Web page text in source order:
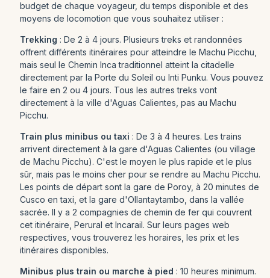
budget de chaque voyageur, du temps disponible et des
moyens de locomotion que vous souhaitez utiliser :
Trekking : De 2 à 4 jours. Plusieurs treks et randonnées
offrent différents itinéraires pour atteindre le Machu Picchu,
mais seul le Chemin Inca traditionnel atteint la citadelle
directement par la Porte du Soleil ou Inti Punku. Vous pouvez
le faire en 2 ou 4 jours. Tous les autres treks vont
directement à la ville d'Aguas Calientes, pas au Machu
Picchu.
Train plus minibus ou taxi : De 3 à 4 heures. Les trains
arrivent directement à la gare d'Aguas Calientes (ou village
de Machu Picchu). C'est le moyen le plus rapide et le plus
sûr, mais pas le moins cher pour se rendre au Machu Picchu.
Les points de départ sont la gare de Poroy, à 20 minutes de
Cusco en taxi, et la gare d'Ollantaytambo, dans la vallée
sacrée. Il y a 2 compagnies de chemin de fer qui couvrent
cet itinéraire, Perural et Incarail. Sur leurs pages web
respectives, vous trouverez les horaires, les prix et les
itinéraires disponibles.
Minibus plus train ou marche à pied : 10 heures minimum.